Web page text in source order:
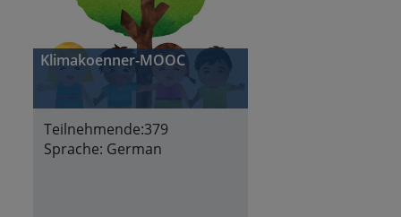
Klimakoenner-MOOC
Teilnehmende:379
Sprache: German